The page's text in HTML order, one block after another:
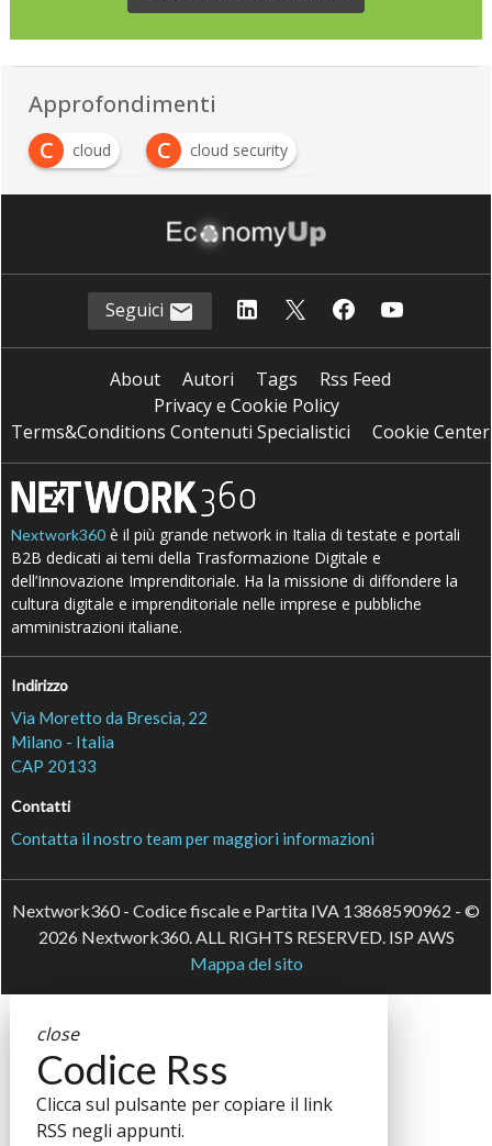
Approfondimenti
C
cloud C cloud security
C cybercrime C cybersecurity
Seguici
About Autori Tags
Rss Feed
Privacy e Cookie Policy
Terms&Conditions Contenuti Specialistici
Cookie Center
Nextwork360 è il più grande network in Italia di testate e portali
B2B dedicati ai temi della Trasformazione Digitale e
dell’Innovazione Imprenditoriale. Ha la missione di diffondere la
cultura digitale e imprenditoriale nelle imprese e pubbliche
amministrazioni italiane.
Indirizzo
Via Moretto da Brescia, 22
Milano - Italia
CAP 20133
Contatti
Contatta il nostro team per maggiori informazioni
Nextwork360 - Codice fiscale e Partita IVA 13868590962 - ©
2026 Nextwork360. ALL RIGHTS RESERVED. ISP AWS
Mappa del sito
close
Codice Rss
Clicca sul pulsante per copiare il link
RSS negli appunti.